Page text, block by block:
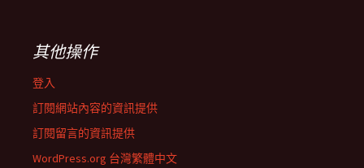
其他操作
登入
訂閱網站內容的資訊提供
訂閱留言的資訊提供
WordPress.org 台灣繁體中文